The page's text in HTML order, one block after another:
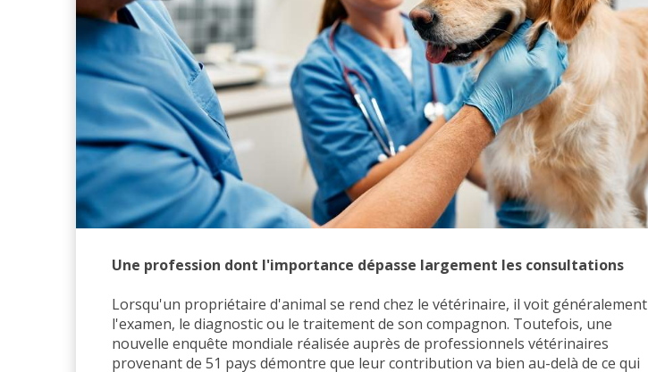
Une profession dont l'importance dépasse largement les consultations
Lorsqu'un propriétaire d'animal se rend chez le vétérinaire, il voit généralement
l'examen, le diagnostic ou le traitement de son compagnon. Toutefois, une
nouvelle enquête mondiale réalisée auprès de professionnels vétérinaires
provenant de 51 pays démontre que leur contribution va bien au-delà de ce qui